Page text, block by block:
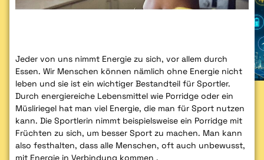
Jeder von uns nimmt Energie zu sich, vor allem durch
Essen. Wir Menschen können nämlich ohne Energie nicht
leben und sie ist ein wichtiger Bestandteil für Sportler.
Durch energiereiche Lebensmittel wie Porridge oder ein
Müsliriegel hat man viel Energie, die man für Sport nutzen
kann. Die Sportlerin nimmt beispielsweise ein Porridge mit
Früchten zu sich, um besser Sport zu machen. Man kann
also festhalten, dass alle Menschen, oft auch unbewusst,
mit Energie in Verbindung kommen .